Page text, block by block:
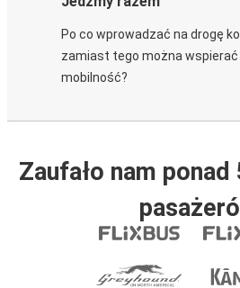
Po co wprowadzać na drogę
zamiast tego można
mobilność?
Zaufało nam